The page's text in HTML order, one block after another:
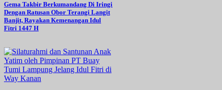
Gema Takbir Berkumandang Di Iringi
Dengan Ratusan Obor Terangi Langit
Banjit, Rayakan Kemenangan Idul
Fitri 1447 H